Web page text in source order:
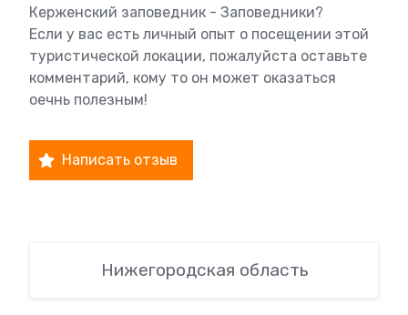
Керженский заповедник - Заповедники?
Если у вас есть личный опыт о посещении этой
туристической локации, пожалуйста оставьте
комментарий, кому то он может оказаться
оечнь полезным!
Написать отзыв
Нижегородская область